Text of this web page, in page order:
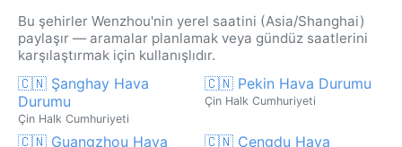
Bu şehirler Wenzhou'nin yerel saatini (Asia/Shanghai)
paylaşır — aramalar planlamak veya gündüz saatlerini
karşılaştırmak için kullanışlıdır.
🇨🇳 Şanghay Hava
Durumu
Çin Halk Cumhuriyeti
🇨🇳 Pekin Hava Durumu
Çin Halk Cumhuriyeti
🇨🇳 Guangzhou Hava
🇨🇳 Çengdu Hava